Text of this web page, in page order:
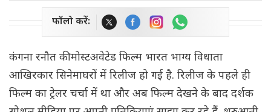
फॉलो करें:
कंगना रनौत की मोस्टअवेटेड फिल्म भारत भाग्य विधाता
आखिरकार सिनेमाघरों में रिलीज हो गई है. रिलीज के पहले ही
फिल्म का ट्रेलर चर्चा में था और अब फिल्म देखने के बाद दर्शक